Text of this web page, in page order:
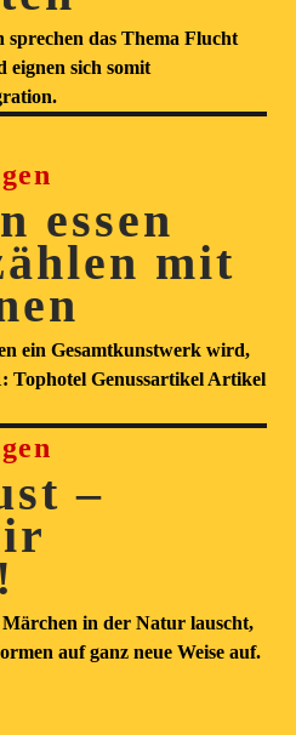
das Thema Flucht
sich somit
essen
mit
ein Gesamtkunstwerk wird,
Tophotel Genussartikel Artikel
–
in der Natur lauscht,
auf ganz neue Weise auf.